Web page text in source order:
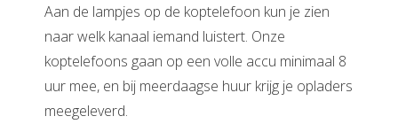
Aan de lampjes op de koptelefoon kun je zien
naar welk kanaal iemand luistert. Onze
koptelefoons gaan op een volle accu minimaal 8
uur mee, en bij meerdaagse huur krijg je opladers
meegeleverd.